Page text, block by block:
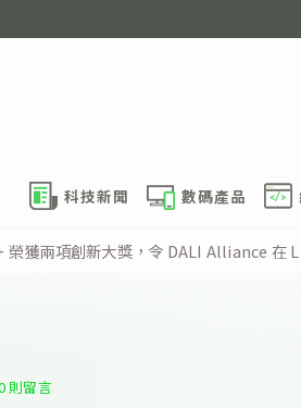
科技新聞 數碼產品
榮獲兩項創新大獎，令 DALI Alliance 在
則留言